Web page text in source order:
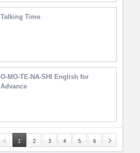
Talking Time
O-MO-TE-NA-SHI English for
Advance
1 2 3 4 5 6